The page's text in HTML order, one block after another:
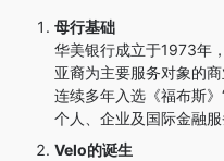
母行基础
华美银行成立于1973年
亚裔为主要服务对象的
连续多年入选《福布斯
个人、企业及国际金融
Velo的诞生